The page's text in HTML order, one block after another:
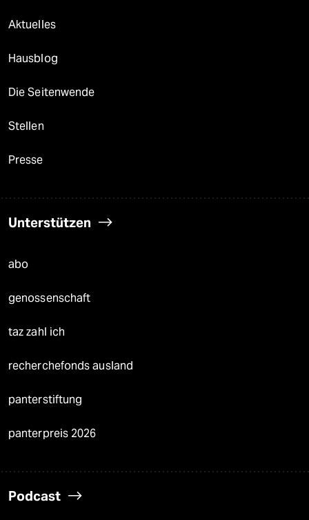
Aktuelles
Hausblog
Die Seitenwende
Stellen
Presse
Unterstützen
abo
genossenschaft
taz zahl ich
recherchefonds ausland
panterstiftung
panterpreis 2026
Podcast